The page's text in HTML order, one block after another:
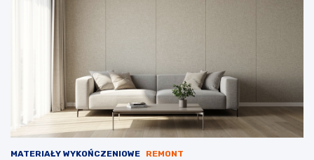
MATERIAŁY WYKOŃCZENIOWE REMONT